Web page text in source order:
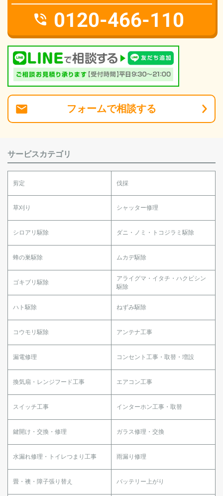
0120-466-110
フォームで相談する
サービスカテゴリ
剪定 伐採
草刈り シャッター修理
シロアリ駆除 ダニ・ノミ・トコジラミ駆除
蜂の巣駆除 ムカデ駆除
ゴキブリ駆除
アライグマ・イタチ・ハクビシン
駆除
ハト駆除 ねずみ駆除
コウモリ駆除 アンテナ工事
漏電修理 コンセント工事・取替・増設
換気扇・レンジフード工事 エアコン工事
スイッチ工事 インターホン工事・取替
鍵開け・交換・修理 ガラス修理・交換
水漏れ修理・トイレつまり工事 雨漏り修理
畳・襖・障子張り替え バッテリー上がり